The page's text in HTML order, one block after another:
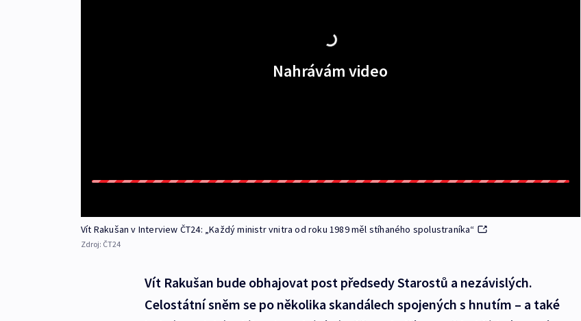
Nahrávám video
Vít Rakušan v Interview ČT24: „Každý ministr vnitra od roku 1989 měl stíhaného spolustraníka“
Zdroj: ČT24
Vít Rakušan bude obhajovat post předsedy Starostů a nezávislých.
Celostátní sněm se po několika skandálech spojených s hnutím – a také